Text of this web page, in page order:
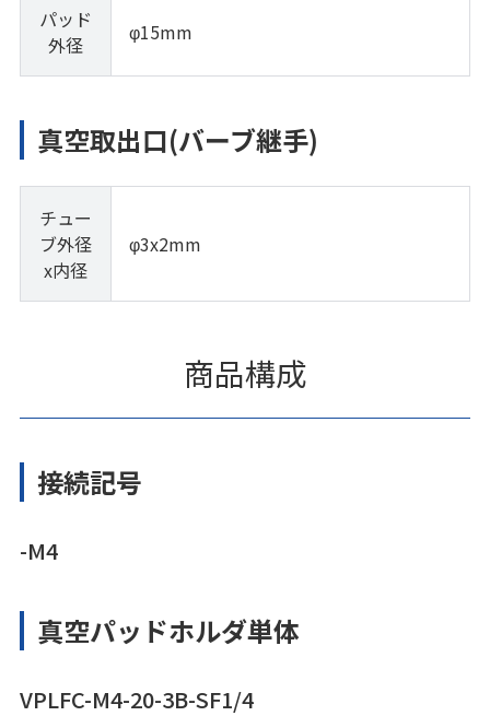
パッド
外径
φ15mm
真空取出口(バーブ継手)
チュー
ブ外径
x内径
φ3x2mm
商品構成
接続記号
-M4
真空パッドホルダ単体
VPLFC-M4-20-3B-SF1/4